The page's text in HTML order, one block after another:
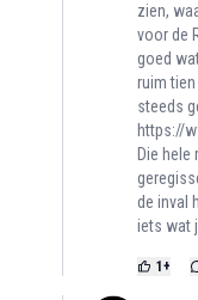
zien,
voor de
goed
ruim
steeds
https://
Die
de inval
iets wat
1 +